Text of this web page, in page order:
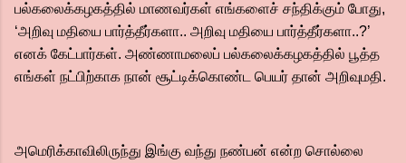
பல்கலைக்கழகத்தில் மாணவர்கள் எங்களைச் சந்திக்கும் போது,
‘அறிவு மதியை பார்த்தீர்களா.. அறிவு மதியை பார்த்தீர்களா..?’
எனக் கேட்பார்கள். அண்ணாமலைப் பல்கலைக்கழகத்தில் பூத்த
எங்கள் நட்பிற்காக நான் சூட்டிக்கொண்ட பெயர் தான் அறிவுமதி.
அமெரிக்காவிலிருந்து இங்கு வந்து நண்பன் என்ற சொல்லை